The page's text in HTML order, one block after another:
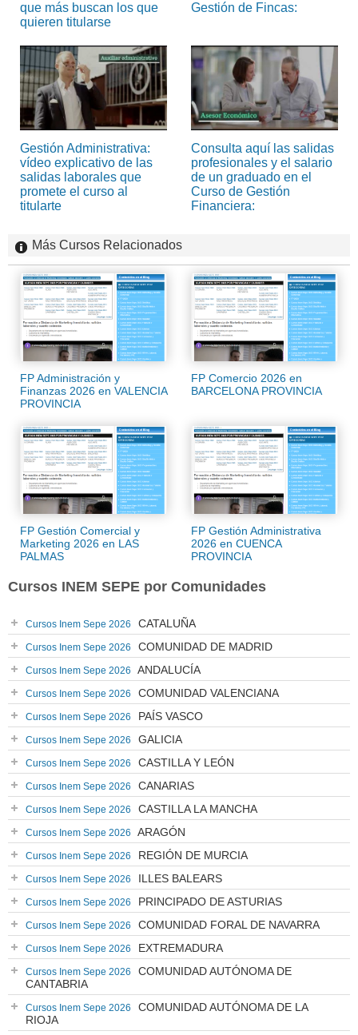
que más buscan los que
quieren titularse
Gestión de Fincas:
Gestión Administrativa:
vídeo explicativo de las
salidas laborales que
promete el curso al
titularte
Consulta aquí las salidas
profesionales y el salario
de un graduado en el
Curso de Gestión
Financiera:
Más Cursos Relacionados
FP Administración y
Finanzas 2026 en VALENCIA
PROVINCIA
FP Comercio 2026 en
BARCELONA PROVINCIA
FP Gestión Comercial y
Marketing 2026 en LAS
PALMAS
FP Gestión Administrativa
2026 en CUENCA
PROVINCIA
Cursos INEM SEPE por Comunidades
Cursos Inem Sepe 2026 CATALUÑA
Cursos Inem Sepe 2026 COMUNIDAD DE MADRID
Cursos Inem Sepe 2026 ANDALUCÍA
Cursos Inem Sepe 2026 COMUNIDAD VALENCIANA
Cursos Inem Sepe 2026 PAÍS VASCO
Cursos Inem Sepe 2026 GALICIA
Cursos Inem Sepe 2026 CASTILLA Y LEÓN
Cursos Inem Sepe 2026 CANARIAS
Cursos Inem Sepe 2026 CASTILLA LA MANCHA
Cursos Inem Sepe 2026 ARAGÓN
Cursos Inem Sepe 2026 REGIÓN DE MURCIA
Cursos Inem Sepe 2026 ILLES BALEARS
Cursos Inem Sepe 2026 PRINCIPADO DE ASTURIAS
Cursos Inem Sepe 2026 COMUNIDAD FORAL DE NAVARRA
Cursos Inem Sepe 2026 EXTREMADURA
Cursos Inem Sepe 2026
COMUNIDAD AUTÓNOMA DE
CANTABRIA
Cursos Inem Sepe 2026
COMUNIDAD AUTÓNOMA DE LA
RIOJA